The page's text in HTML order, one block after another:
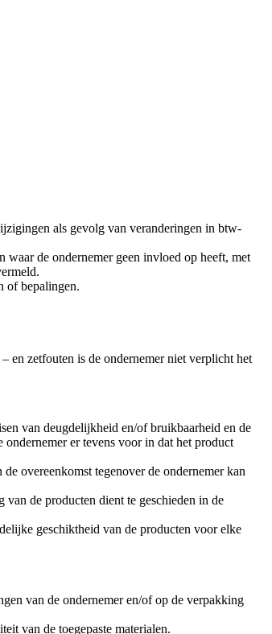
als gevolg van veranderingen in btw-
de ondernemer geen invloed op heeft, met
of bepalingen.
en zetfouten is de ondernemer niet verplicht het
van deugdelijkheid en/of bruikbaarheid en de
er tevens voor in dat het product
overeenkomst tegenover de ondernemer kan
de producten dient te geschieden in de
geschiktheid van de producten voor elke
van de ondernemer en/of op de verpakking
van de toegepaste materialen.